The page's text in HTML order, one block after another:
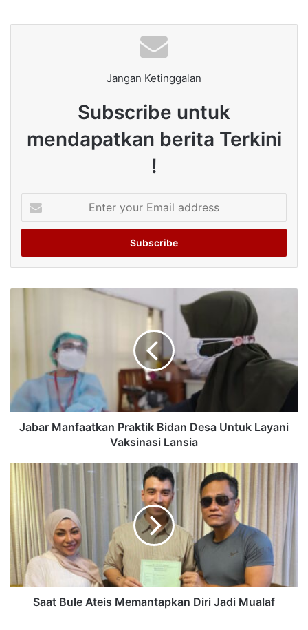
Jangan Ketinggalan
Subscribe untuk
mendapatkan berita Terkini
!
your
Email
Jabar Manfaatkan Praktik Bidan Desa Untuk Layani
Vaksinasi Lansia
Saat Bule Ateis Memantapkan Diri Jadi Mualaf